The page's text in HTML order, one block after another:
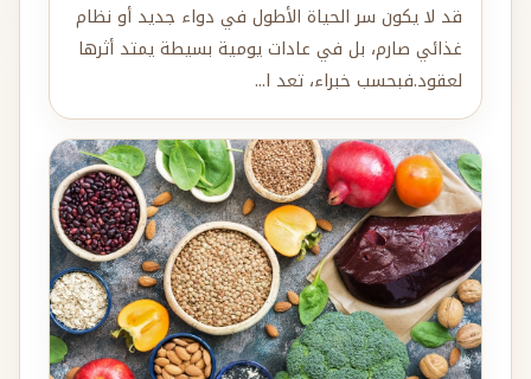
قد لا يكون سر الحياة الأطول في دواء جديد أو نظام
غذائي صارم، بل في عادات يومية بسيطة يمتد أثرها
لعقود.فبحسب خبراء، تعد ا...